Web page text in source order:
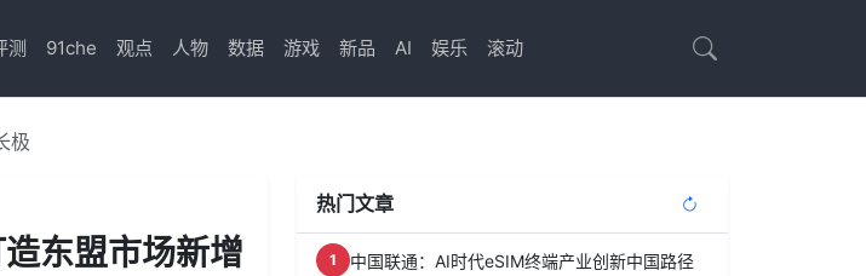
测 91che 观点 人物 数据 游戏 新品 AI 娱乐 滚动
极
东盟市场新增
热门文章
1 中国联通：AI时代eSIM终端产业创新中国路径